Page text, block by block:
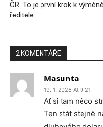
ČR. To je první krok k výměně
ředitele
2 KOMENTÁŘE
Masunta
19. 1. 2026 At 9:21
Ať si tam něco
Ten stát stejně